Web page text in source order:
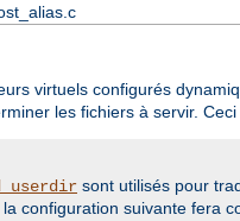
virtuels configurés
les fichiers à servir.
sont utilisés pour
configuration suivante fera